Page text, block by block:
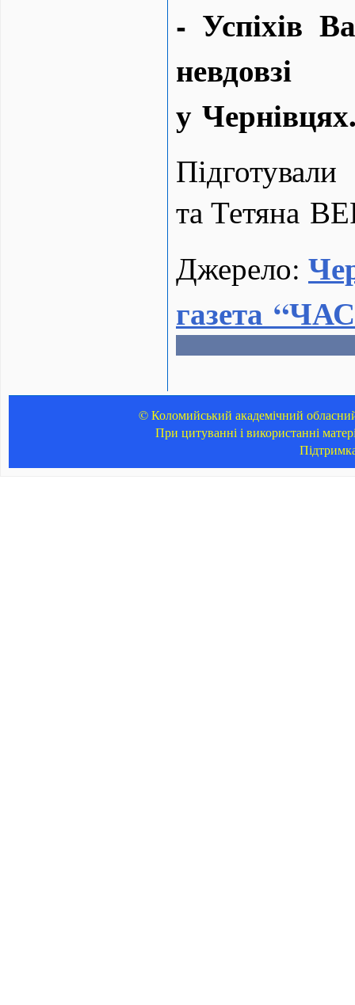
- Успіхів
невдовзі
у
та Тетяна
Джерело:
газета
© Коломийський академічний
При цитуванні і використанні